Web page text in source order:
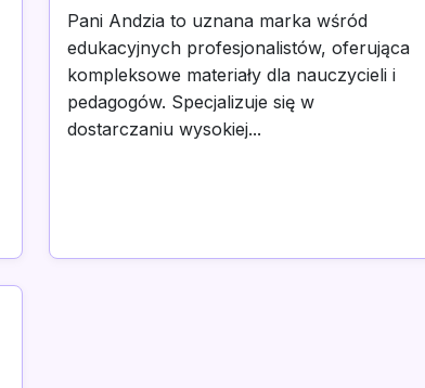
Pani Andzia to uznana marka wśród
edukacyjnych profesjonalistów, oferująca
kompleksowe materiały dla nauczycieli i
pedagogów. Specjalizuje się w
dostarczaniu wysokiej...